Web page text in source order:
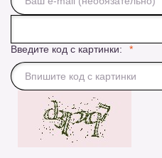
Введите код с картинки: